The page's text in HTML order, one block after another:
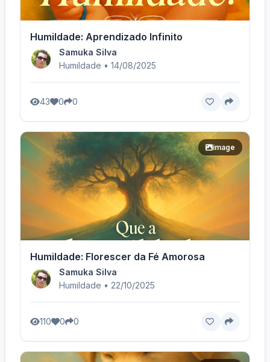
Humildade: Aprendizado Infinito
Samuka Silva
Humildade • 14/08/2025
43 0 0
image
Humildade: Florescer da Fé Amorosa
Samuka Silva
Humildade • 22/10/2025
110 0 0